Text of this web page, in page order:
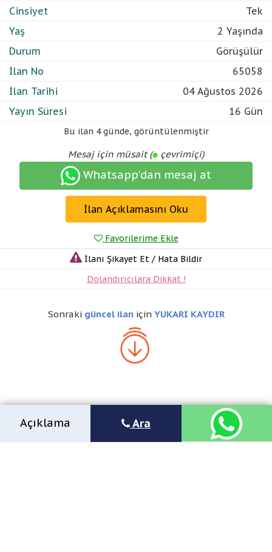
Cinsiyet
Tek
Yaş
2 Yaşında
Durum
Görüşülür
İlan No
65058
İlan Tarihi
04 Ağustos 2026
Yayın Süresi
16 Gün
Bu ilan 4 günde, görüntülenmiştir
Mesaj için müsait ( çevrimiçi)
Whatsapp'dan mesaj at
İlan Açıklamasını Oku
Favorilerime Ekle
İlanı Şikayet Et / Hata Bildir
Dolandırıcılara Dikkat !
Açıklama Ara
Sonraki güncel ilan için YUKARI KAYDIR